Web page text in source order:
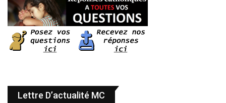
Lettre D’actualité MC